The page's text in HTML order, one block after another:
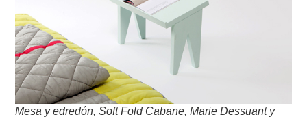
Mesa y edredón, Soft Fold Cabane, Marie Dessuant y